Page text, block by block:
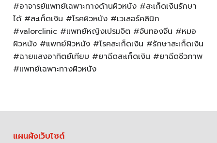
#อาจารย์แพทย์เฉพาะทางด้านผิวหนัง #สะเก็ดเงินรักษา
ได้ #สะเก็ดเงิน #โรคผิวหนัง #เวเลอร์คลินิก
#valorclinic #แพทย์หญิงเปรมจิต #จันทองจีน #หมอ
ผิวหนัง #แพทย์ผิวหนัง #โรคสะเก็ดเงิน #รักษาสะเก็ดเงิน
#ฉายแสงอาทิตย์เทียม #ยาฉีดสะเก็ดเงิน #ยาฉีดชีวภาพ
#แพทย์เฉพาะทางผิวหนัง
แผนผังเว็บไซต์